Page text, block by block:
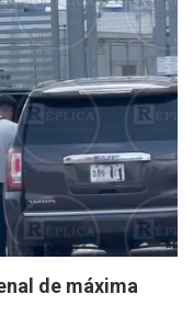
de máxima